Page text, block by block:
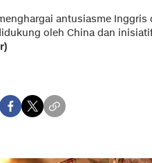
antusiasme
oleh China dan